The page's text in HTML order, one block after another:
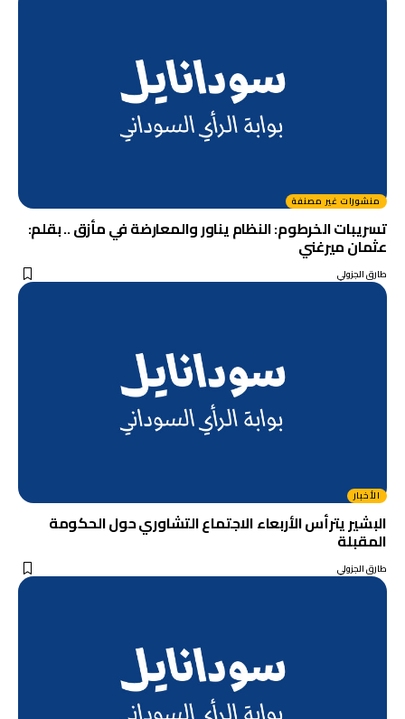
منشورات غير مصنفة
تسريبات الخرطوم: النظام يناور والمعارضة في مأزق .. بقلم:
عثمان ميرغني
طارق الجزولي
الأخبار
البشير يترأس الأربعاء الاجتماع التشاوري حول الحكومة
المقبلة
طارق الجزولي